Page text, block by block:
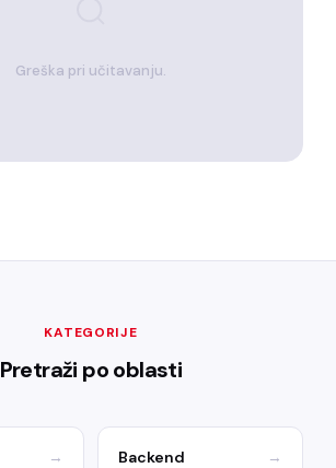
Greška pri učitavanju.
KATEGORIJE
Pretraži po oblasti
→ Backend →